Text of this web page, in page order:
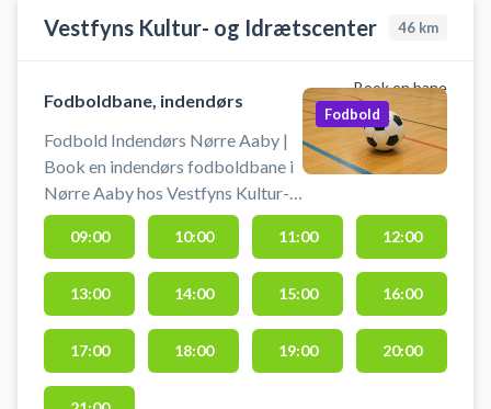
Vestfyns Kultur- og Idrætscenter 46 km
Book en bane
Fodboldbane, indendørs
Fodbold Indendørs Nørre Aaby |
Book en indendørs fodboldbane i
Nørre Aaby hos Vestfyns Kultur-
og Idrætscenter. Lej
fodboldbanen og spil fodbold
indendørs i Nørre Aaby i hallen
hos Vestfyns Kultur- og
Idrætscenter beliggende på
Idrætsvej 9 i Nørre Aaby. Gratis
parkering foran hallerne, hvis du er
i bil fra Middelfart, Ejby eller
Fodbold
09:00 10:00 11:00 12:00
13:00 14:00 15:00 16:00
17:00 18:00 19:00 20:00